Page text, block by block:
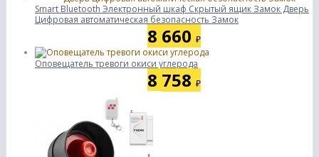
Smart Bluetooth Электронный шкаф Скрытый ящик Замок Дверь
Цифровая автоматическая безопасность Замок
8 660 ₽
Оповещатель тревоги окиси углерода
8 758 ₽